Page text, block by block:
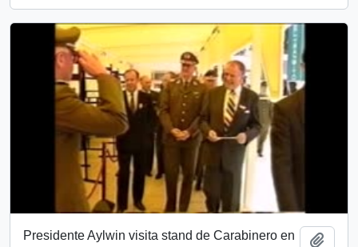
Presidente Aylwin visita stand de Carabinero en